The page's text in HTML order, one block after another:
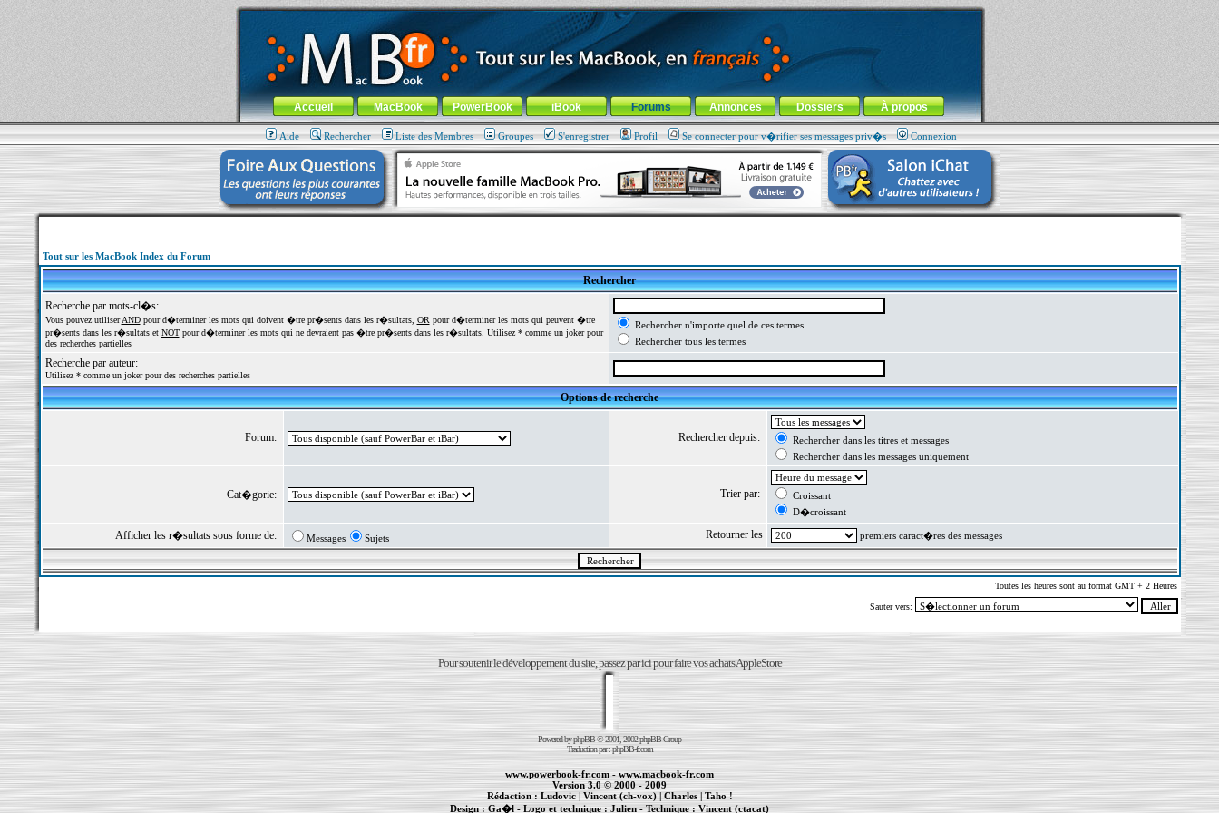
MacBook-fr.com : 100% Apple... 100% nomade !
Aller au contenu-Aller au menu général-Aller au menu de la rubrique
Menu général
Accueil MacBook PowerBook iBook Forums Annonces Dossiers À propos
Aide Rechercher Liste des Membres Groupes S'enregistrer Profil Se connecter pour v�rifier ses messages priv�s Connexion
Tout sur les MacBook Index du Forum
Rechercher
Recherche par mots-cl�s:
Vous pouvez utiliserANDpour d�terminer les mots qui doivent �tre pr�sents dans les r�sultats, OR pour d�terminer les mots qui peuvent �tre
pr�sents dans les r�sultats et NOTpour d�terminer les mots qui ne devraient pas �tre pr�sents dans les r�sultats. Utilisez * comme un joker pour
des recherches partielles
Rechercher n'importe quel de ces termes
Rechercher tous les termes
Recherche par auteur:
Utilisez * comme un joker pour des recherches partielles
Options de recherche
Forum: Rechercher depuis:
Rechercher dans les titres et messages
Rechercher dans les messages uniquement
Cat�gorie: Trier par:
Croissant
D�croissant
Afficher les r�sultats sous forme de: Messages Sujets Retourner les premiers caract�res des messages
Toutes les heures sont au format GMT + 2 Heures
Sauter vers:
Pour soutenir le développement du site, passez par ici pour faire vos achats AppleStore
Powered byphpBB© 2001, 2002 phpBB Group
Traduction par :phpBB-fr.com
www.powerbook-fr.com-www.macbook-fr.com
Version 3.0 © 2000 - 2009
Rédaction :Ludovic| Vincent (ch-vox)|Charles| Taho !
Design : Ga�l - Logo et technique : Julien - Technique :Vincent (ctacat)